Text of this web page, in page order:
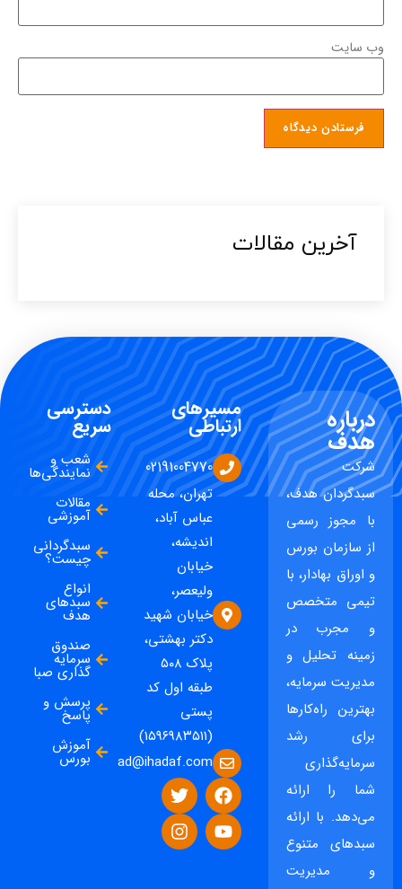
وب‌ سایت
آخرین مقالات​
درباره
هدف
شرکت
سبدگردان هدف،
با مجوز رسمی
از سازمان بورس
و اوراق بهادار، با
تیمی متخصص
و مجرب در
زمینه تحلیل و
مدیریت سرمایه،
بهترین راه‌کارها
برای رشد
سرمایه‌گذاری
شما را ارائه
می‌دهد. با ارائه
سبدهای متنوع
و مدیریت
مسیرهای
ارتباطی
02191004770
تهران، محله
عباس آباد،
اندیشه،
خیابان
ولیعصر،
خیابان شهید
دکتر بهشتی،
پلاک ۵۰۸
طبقه اول کد
پستی
(۱۵۹۶۹۸۳۵۱۱)
ad@ihadaf.com
دسترسی
سریع
شعب و
نمایندگی‌ها
مقالات
آموزشی
سبدگردانی
چیست؟
انواع
سبدهای
هدف
صندوق
سرمایه
گذاری صبا
پرسش و
پاسخ
آموزش
بورس